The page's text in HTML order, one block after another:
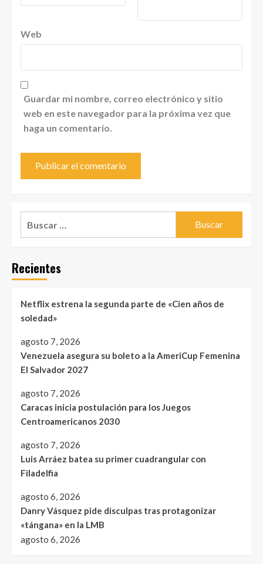
Web
Guardar mi nombre, correo electrónico y sitio
web en este navegador para la próxima vez que
haga un comentario.
Recientes
Netflix estrena la segunda parte de «Cien años de
soledad»
agosto 7, 2026
Venezuela asegura su boleto a la AmeriCup Femenina
El Salvador 2027
agosto 7, 2026
Caracas inicia postulación para los Juegos
Centroamericanos 2030
agosto 7, 2026
Luis Arráez batea su primer cuadrangular con
Filadelfia
agosto 6, 2026
Danry Vásquez pide disculpas tras protagonizar
«tángana» en la LMB
agosto 6, 2026